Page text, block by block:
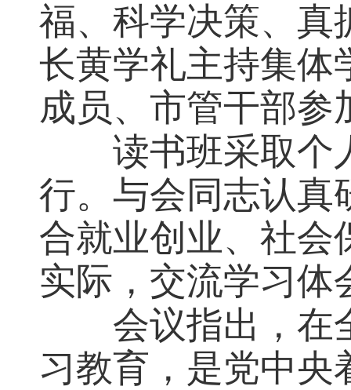
福、科学决策、真
长黄学礼主持集体
成员、市管干部参
读书班采取个
行。与会同志认真
合就业创业、社会
实际，交流学习体
会议指出，在
习教育，是党中央